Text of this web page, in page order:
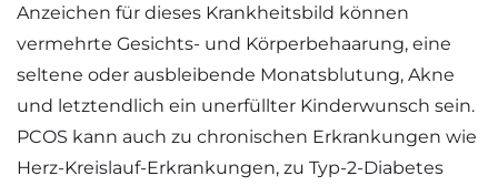
Anzeichen für dieses Krankheitsbild können
vermehrte Gesichts- und Körperbehaarung, eine
seltene oder ausbleibende Monatsblutung, Akne
und letztendlich ein unerfüllter Kinderwunsch sein.
PCOS kann auch zu chronischen Erkrankungen wie
Herz-Kreislauf-Erkrankungen, zu Typ-2-Diabetes